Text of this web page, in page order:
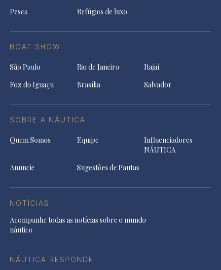
Pesca
Refúgios de luxo
BOAT SHOW
São Paulo Rio de Janeiro
Itajaí
Foz do Iguaçu
Brasília Salvador
SOBRE A NÁUTICA
Quem Somos Equipe
Influenciadores
NÁUTICA
Anuncie
Sugestões de Pautas
NOTÍCIAS
Acompanhe todas as notícias sobre o mundo
náutico
NÁUTICA RESPONDE